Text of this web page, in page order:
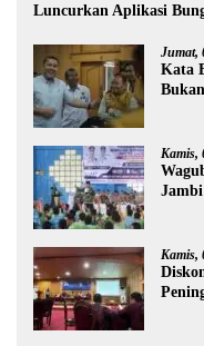
Luncurkan Aplikasi
Jumat,
Kata
Kamis,
Kamis,